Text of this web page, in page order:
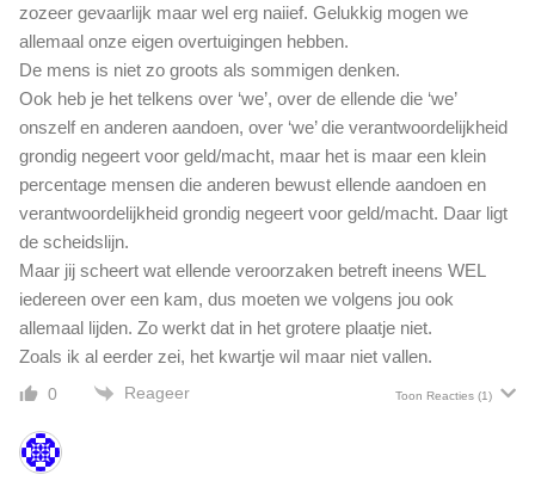
zozeer gevaarlijk maar wel erg naiief. Gelukkig mogen we
allemaal onze eigen overtuigingen hebben.
De mens is niet zo groots als sommigen denken.
Ook heb je het telkens over ‘we’, over de ellende die ‘we’
onszelf en anderen aandoen, over ‘we’ die verantwoordelijkheid
grondig negeert voor geld/macht, maar het is maar een klein
percentage mensen die anderen bewust ellende aandoen en
verantwoordelijkheid grondig negeert voor geld/macht. Daar ligt
de scheidslijn.
Maar jij scheert wat ellende veroorzaken betreft ineens WEL
iedereen over een kam, dus moeten we volgens jou ook
allemaal lijden. Zo werkt dat in het grotere plaatje niet.
Zoals ik al eerder zei, het kwartje wil maar niet vallen.
0 Reageer Toon Reacties (1)